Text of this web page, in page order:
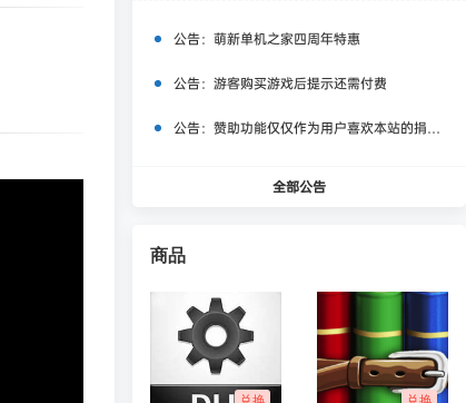
公告： 萌新单机之家四周年特惠
公告： 游客购买游戏后提示还需付费
公告： 赞助功能仅仅作为用户喜欢本站的捐赠打赏功能，同时赞助费用也将作为服务器费用,网盘扩容费用等，所有内容不作为商业行为。
全部公告
商品